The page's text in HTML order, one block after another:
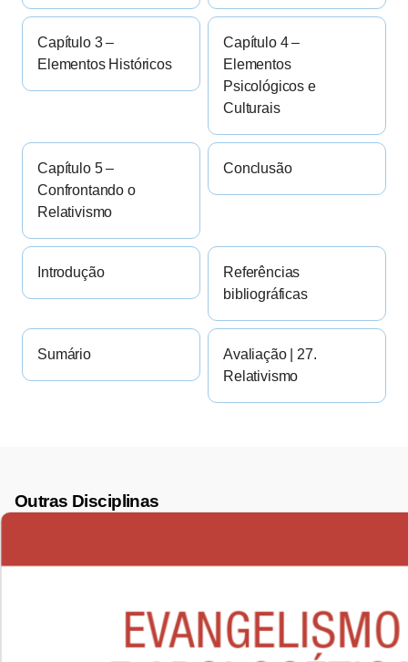
Capítulo 3 –
Elementos Históricos
Capítulo 4 –
Elementos
Psicológicos e
Culturais
Capítulo 5 –
Confrontando o
Relativismo
Conclusão
Introdução
Referências
bibliográficas
Sumário
Avaliação | 27.
Relativismo
Outras Disciplinas